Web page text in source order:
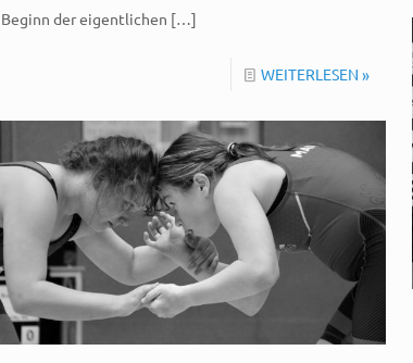
Beginn der eigentlichen […]
WEITERLESEN »